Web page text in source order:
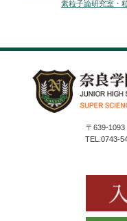
素粒子論研究室・
〒639-1093
TEL.0743-